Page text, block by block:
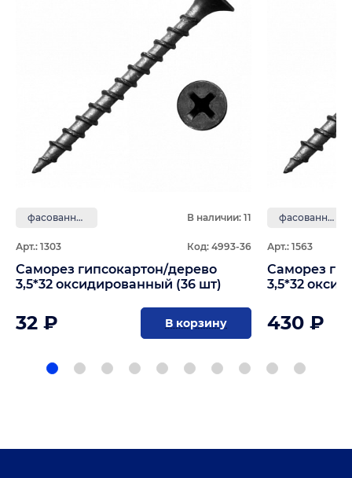
фасованные В наличии: 11
Арт.: 1303 Код: 4993-36
Саморез гипсокартон/дерево
3,5*32 оксидированный (36 шт)
32 ₽ В корзину
фасованные
Арт.: 1563
Саморез
3,5*32
430 ₽